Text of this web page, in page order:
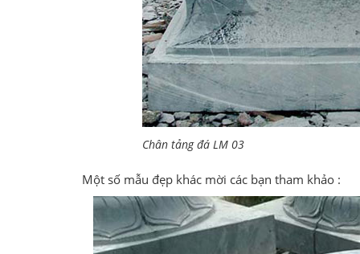
Chân tảng đá LM 03
Một số mẫu đẹp khác mời các bạn tham khảo :